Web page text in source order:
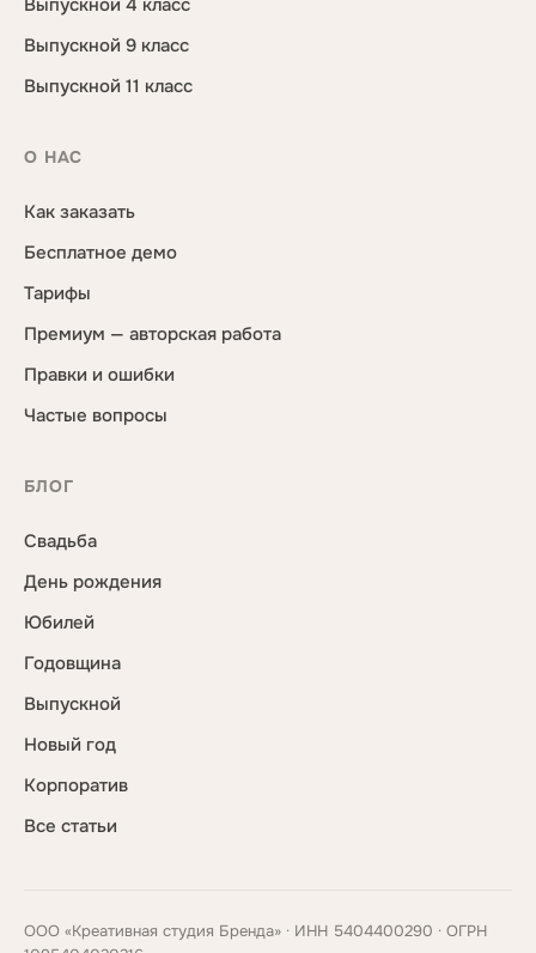
Выпускной 4 класс
Выпускной 9 класс
Выпускной 11 класс
О НАС
Как заказать
Бесплатное демо
Тарифы
Премиум — авторская работа
Правки и ошибки
Частые вопросы
БЛОГ
Свадьба
День рождения
Юбилей
Годовщина
Выпускной
Новый год
Корпоратив
Все статьи
ООО «Креативная студия Бренда» · ИНН 5404400290 · ОГРН